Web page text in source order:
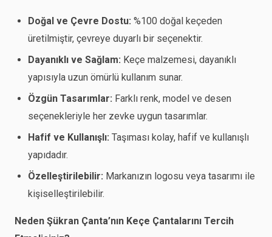
Doğal ve Çevre Dostu: %100 doğal keçeden
üretilmiştir, çevreye duyarlı bir seçenektir.
Dayanıklı ve Sağlam: Keçe malzemesi, dayanıklı
yapısıyla uzun ömürlü kullanım sunar.
Özgün Tasarımlar: Farklı renk, model ve desen
seçenekleriyle her zevke uygun tasarımlar.
Hafif ve Kullanışlı: Taşıması kolay, hafif ve kullanışlı
yapıdadır.
Özelleştirilebilir: Markanızın logosu veya tasarımı ile
kişiselleştirilebilir.
Neden Şükran Çanta’nın Keçe Çantalarını Tercih